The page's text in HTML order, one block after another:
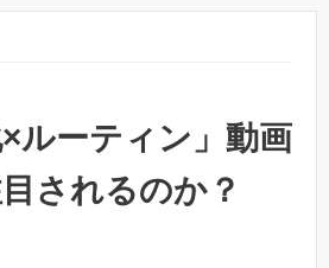
ルーティン」動画
されるのか？